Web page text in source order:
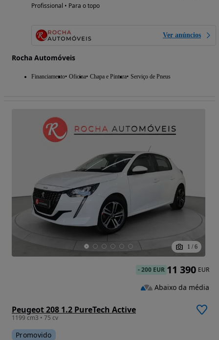
Profissional • Para o topo
Ver anúncios
Rocha Automóveis
Financiamento Oficina Chapa e Pintura Serviço de Pneus
1 / 6
Peugeot 208 1.2 PureTech Active
1199 cm3 • 75 cv
Promovido
-200 EUR 11 390 EUR
Abaixo da média